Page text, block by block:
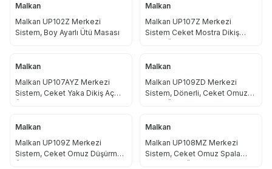
Malkan
Malkan UP102Z Merkezi
Sistem, Boy Ayarlı Ütü Masası
Malkan
Malkan UP107Z Merkezi
Sistem Ceket Mostra Dikiş
Malkan
Malkan UP107AYZ Merkezi
Sistem, Ceket Yaka Dikiş Açma
Malkan
Malkan UP109ZD Merkezi
Sistem, Dönerli, Ceket Omuz
Malkan
Malkan UP109Z Merkezi
Sistem, Ceket Omuz Düşürme
Malkan
Malkan UP108MZ Merkezi
Sistem, Ceket Omuz Spala